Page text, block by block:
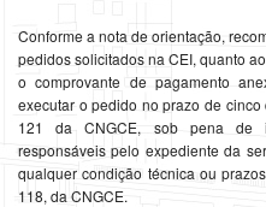
Conforme a nota de orientação,
pedidos solicitados na CEI, quanto
o comprovante de pagamento
executar o pedido no prazo de
121 da CNGCE, sob pena de
responsáveis pelo expediente da
qualquer condição técnica ou
118, da CNGCE.